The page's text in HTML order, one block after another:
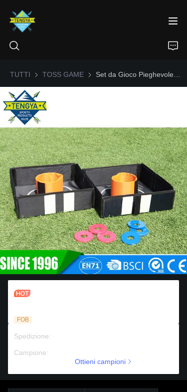
TUTTI TOSS GAME TOSS GAME
FOB
Spedizione:
Campione:
Ottieni campioni
HOME
PRODOTTI
CHI SIAMO
NOTIZIE
CONTATTO